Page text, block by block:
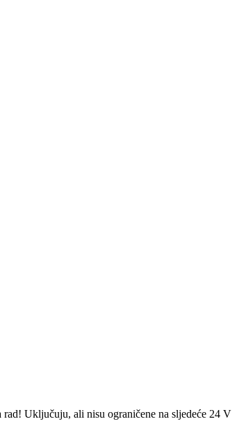
Uključuju, ali nisu ograničene na sljedeće 24 V